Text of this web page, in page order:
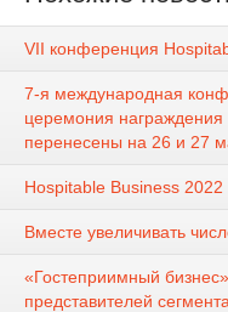
VII конференция
7-я международная
церемония
перенесены на 26 и 27
Hospitable Business 2022
Вместе увеличивать
«Гостеприимный
представителей